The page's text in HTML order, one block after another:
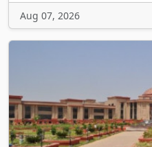
Aug 07, 2026